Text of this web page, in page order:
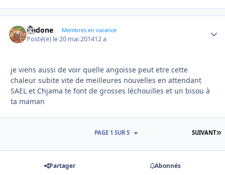
fiadone Membres en vacance
Posté(e) le 20 mai 201412 a
je viens aussi de voir quelle angoisse peut etre cette
chaleur subite vite de meilleures nouvelles en attendant
SAEL et Chjama te font de grosses léchouilles et un bisou à
ta maman
SUIVANT
PAGE 1 SUR 5
Partager Abonnés